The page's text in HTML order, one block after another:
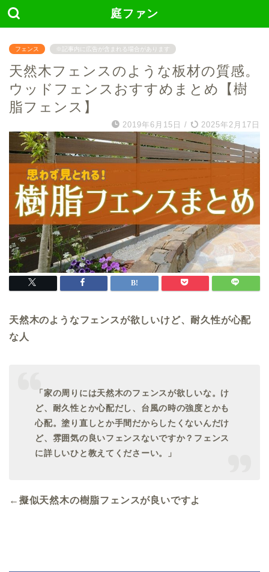
庭ファン
フェンス ※記事内に広告が含まれる場合があります
天然木フェンスのような板材の質感。
ウッドフェンスおすすめまとめ【樹
脂フェンス】
2019年6月15日 / 2025年2月17日
天然木のようなフェンスが欲しいけど、耐久性が心配
な人
「家の周りには天然木のフェンスが欲しいな。け
ど、耐久性とか心配だし、台風の時の強度とかも
心配。塗り直しとか手間だからしたくないんだけ
ど、雰囲気の良いフェンスないですか？フェンス
に詳しいひと教えてくださーい。」
←擬似天然木の樹脂フェンスが良いですよ